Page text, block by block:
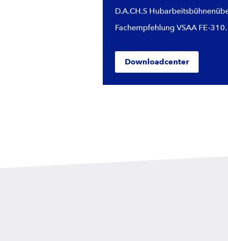
D.A.CH.S
Fachempfehlung VSAA FE-
Downloadcenter